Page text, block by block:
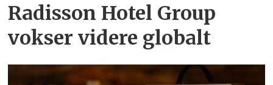
Radisson Hotel Group
vokser videre globalt